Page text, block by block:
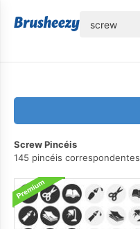
Screw Pincéis
145 pincéis correspondentes